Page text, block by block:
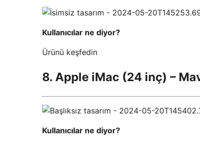
Kullanıcılar ne diyor?
Ürünü keşfedin
8. Apple iMac (24 inç) –
Kullanıcılar ne diyor?